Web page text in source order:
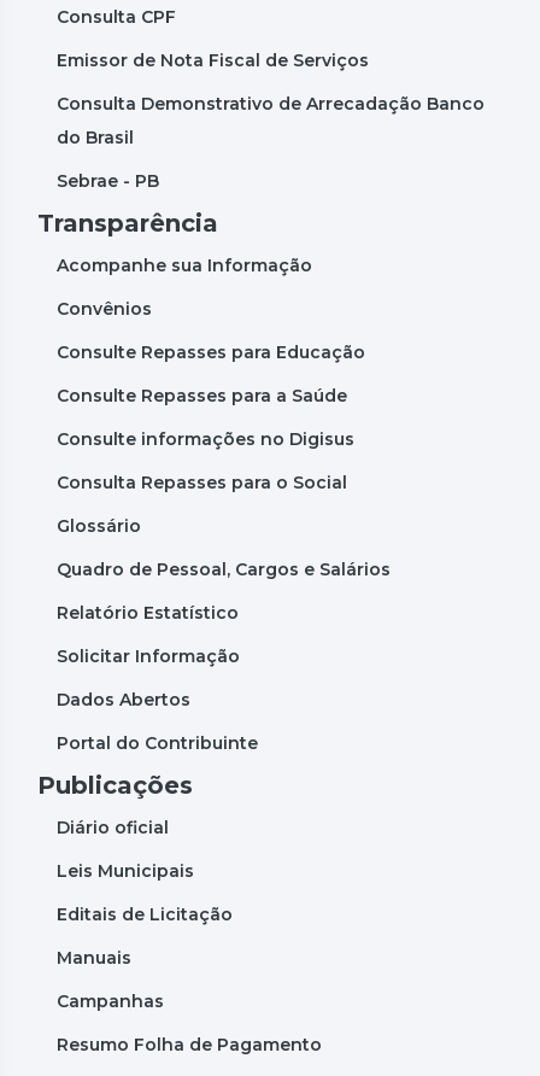
Consulta CPF
Emissor de Nota Fiscal de Serviços
Consulta Demonstrativo de Arrecadação Banco
do Brasil
Sebrae - PB
Transparência
Acompanhe sua Informação
Convênios
Consulte Repasses para Educação
Consulte Repasses para a Saúde
Consulte informações no Digisus
Consulta Repasses para o Social
Glossário
Quadro de Pessoal, Cargos e Salários
Relatório Estatístico
Solicitar Informação
Dados Abertos
Portal do Contribuinte
Publicações
Diário oficial
Leis Municipais
Editais de Licitação
Manuais
Campanhas
Resumo Folha de Pagamento